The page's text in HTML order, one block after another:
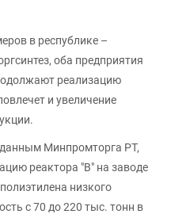
в республике –
оба предприятия
реализацию
и увеличение
Минпромторга РТ,
реактора "В" на заводе
низкого
с 70 до 220 тыс. тонн в